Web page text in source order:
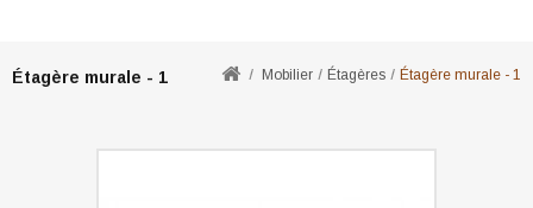
Étagère murale - 1 Mobilier Étagères Étagère murale - 1